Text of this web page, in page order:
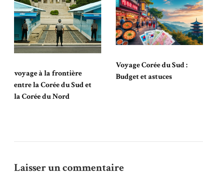
voyage à la frontière
entre la Corée du Sud et
la Corée du Nord
Voyage Corée du Sud :
Budget et astuces
Laisser un commentaire